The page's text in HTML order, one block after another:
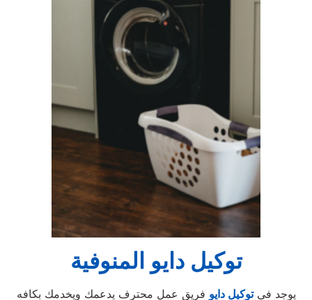
توكيل دايو المنوفية
يوجد فىتوكيل دايو فريق عمل محترف يدعمك ويخدمك بكافه